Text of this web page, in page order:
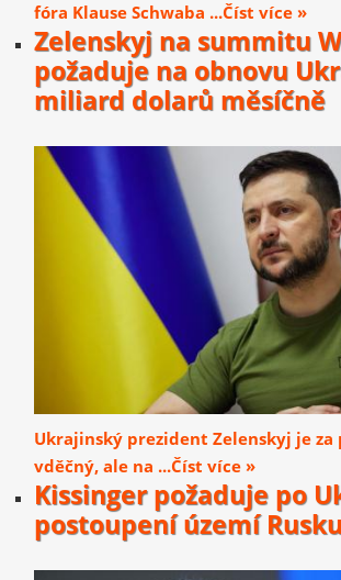
fóra Klause Schwaba ...Číst více »
Zelenskyj na summitu
požaduje na obnovu
miliard dolarů měsíčně
Ukrajinský prezident Zelenskyj je za
vděčný, ale na ...Číst více »
Kissinger požaduje po
postoupení území